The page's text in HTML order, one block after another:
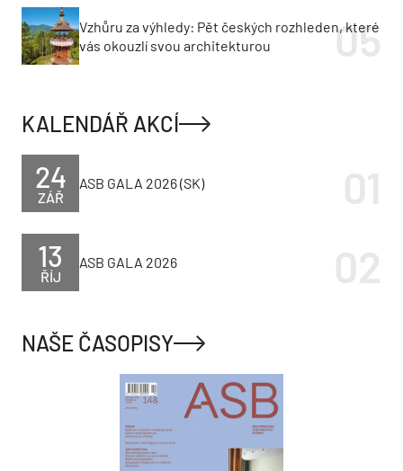
Vzhůru za výhledy: Pět českých rozhleden, které
vás okouzlí svou architekturou
KALENDÁŘ AKCÍ
ZÁŘ
24 ASB GALA 2026 (SK)
ŘÍJ
13 ASB GALA 2026
NAŠE ČASOPISY